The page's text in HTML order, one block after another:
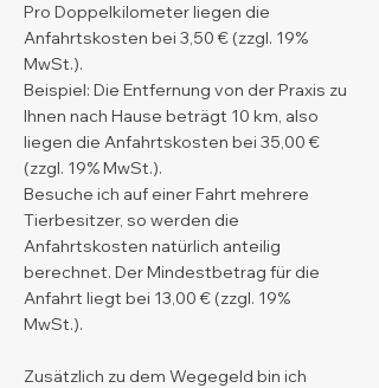
Pro Doppelkilometer liegen die
Anfahrtskosten bei 3,50 € (zzgl. 19%
MwSt.).
Beispiel: Die Entfernung von der Praxis zu
Ihnen nach Hause beträgt 10 km, also
liegen die Anfahrtskosten bei 35,00 €
(zzgl. 19% MwSt.).
Besuche ich auf einer Fahrt mehrere
Tierbesitzer, so werden die
Anfahrtskosten natürlich anteilig
berechnet. Der Mindestbetrag für die
Anfahrt liegt bei 13,00 € (zzgl. 19%
MwSt.).
Zusätzlich zu dem Wegegeld bin ich